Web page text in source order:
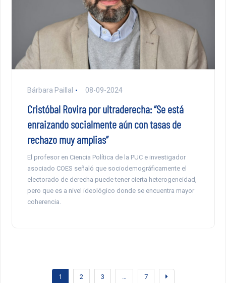
Bárbara Paillal 08-09-2024
Cristóbal Rovira por ultraderecha: “Se está
enraizando socialmente aún con tasas de
rechazo muy amplias”
El profesor en Ciencia Política de la PUC e investigador
asociado COES señaló que sociodemográficamente el
electorado de derecha puede tener cierta heterogeneidad,
pero que es a nivel ideológico donde se encuentra mayor
coherencia.
1 2 3 7